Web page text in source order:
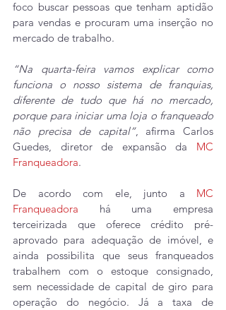
foco buscar pessoas que tenham aptidão
para vendas e procuram uma inserção no
mercado de trabalho.
“Na quarta-feira vamos explicar como
funciona o nosso sistema de franquias,
diferente de tudo que há no mercado,
porque para iniciar uma loja o franqueado
não precisa de capital”, afirma Carlos
Guedes, diretor de expansão da MC
Franqueadora.
De acordo com ele, junto a MC
Franqueadora há uma empresa
terceirizada que oferece crédito pré-
aprovado para adequação de imóvel, e
ainda possibilita que seus franqueados
trabalhem com o estoque consignado,
sem necessidade de capital de giro para
operação do negócio. Já a taxa de